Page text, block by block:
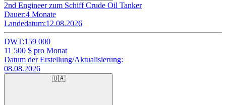
2nd Engineer zum Schiff Crude Oil Tanker
Dauer:4 Monate
Landedatum:12.08.2026
DWT:159 000
11 500 $ pro Monat
Datum der Erstellung/Aktualisierung:
08.08.2026
🇺🇦